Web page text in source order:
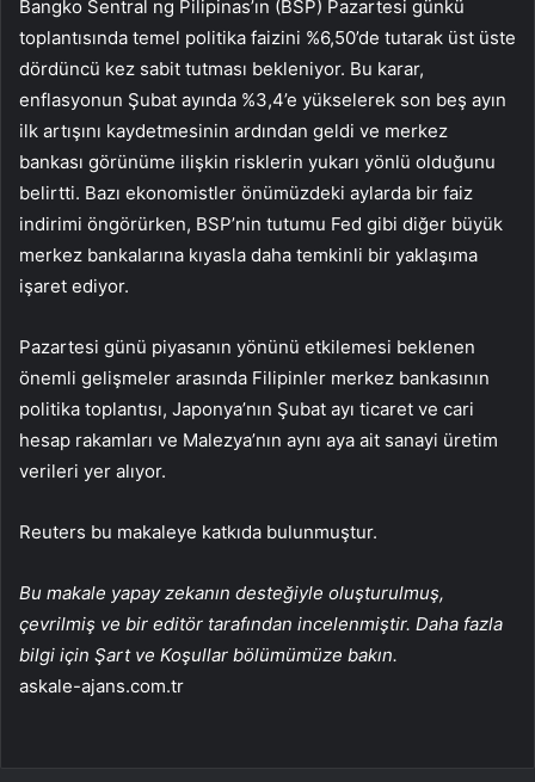
Bangko Sentral ng Pilipinas’ın (BSP) Pazartesi günkü
toplantısında temel politika faizini %6,50’de tutarak üst üste
dördüncü kez sabit tutması bekleniyor. Bu karar,
enflasyonun Şubat ayında %3,4’e yükselerek son beş ayın
ilk artışını kaydetmesinin ardından geldi ve merkez
bankası görünüme ilişkin risklerin yukarı yönlü olduğunu
belirtti. Bazı ekonomistler önümüzdeki aylarda bir faiz
indirimi öngörürken, BSP’nin tutumu Fed gibi diğer büyük
merkez bankalarına kıyasla daha temkinli bir yaklaşıma
işaret ediyor.
Pazartesi günü piyasanın yönünü etkilemesi beklenen
önemli gelişmeler arasında Filipinler merkez bankasının
politika toplantısı, Japonya’nın Şubat ayı ticaret ve cari
hesap rakamları ve Malezya’nın aynı aya ait sanayi üretim
verileri yer alıyor.
Reuters bu makaleye katkıda bulunmuştur.
Bu makale yapay zekanın desteğiyle oluşturulmuş,
çevrilmiş ve bir editör tarafından incelenmiştir. Daha fazla
bilgi için Şart ve Koşullar bölümümüze bakın.
askale-ajans.com.tr